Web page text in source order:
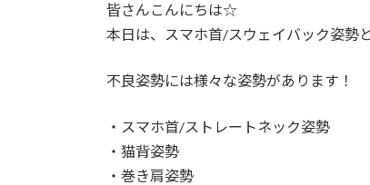
皆さんこんにちは☆
本日は、スマホ首/スウェイバック姿勢
不良姿勢には様々な姿勢があります！
・スマホ首/ストレートネック姿勢
・猫背姿勢
・巻き肩姿勢